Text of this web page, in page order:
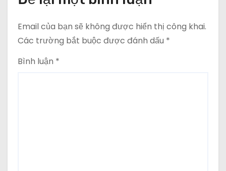
Email của bạn sẽ không được hiển thị công khai.
Các trường bắt buộc được đánh dấu *
Bình luận *